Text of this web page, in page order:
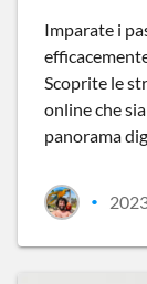
Imparate i
Scoprite le
online che
panorama
•